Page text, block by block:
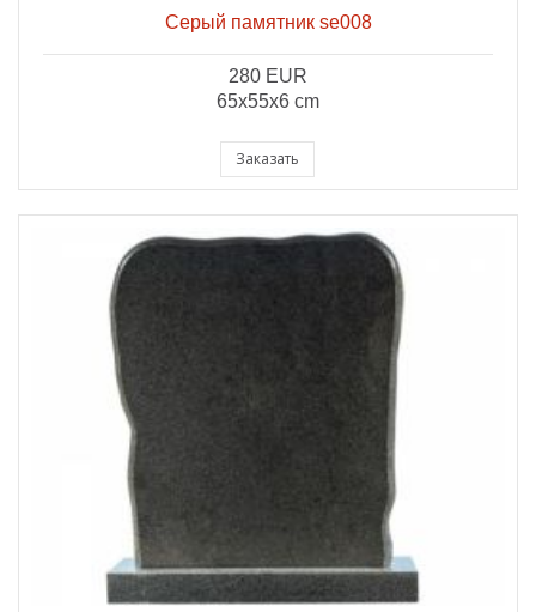
Серый памятник se008
280 EUR
65x55x6 cm
Заказать